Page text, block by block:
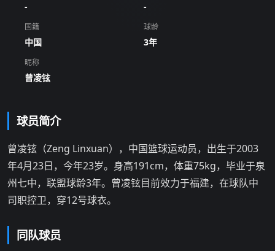
- -
国籍
中国
球龄
3年
昵称
曾凌铉
球员简介
曾凌铉（Zeng Linxuan），中国篮球运动员，出生于2003
年4月23日，今年23岁。身高191cm，体重75kg，毕业于泉
州七中，联盟球龄3年。曾凌铉目前效力于福建，在球队中
司职控卫，穿12号球衣。
同队球员